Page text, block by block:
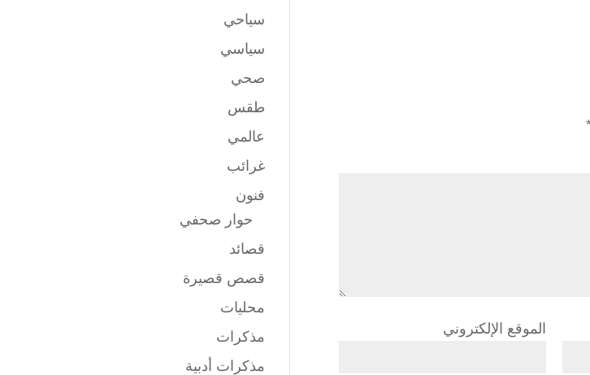
الموقع الإلكتروني
سياحي
سياسي
صحي
طقس
عالمي
غرائب
فنون
حوار صحفي
قصائد
قصص قصيرة
محليات
مذكرات
مذكرات أدبية